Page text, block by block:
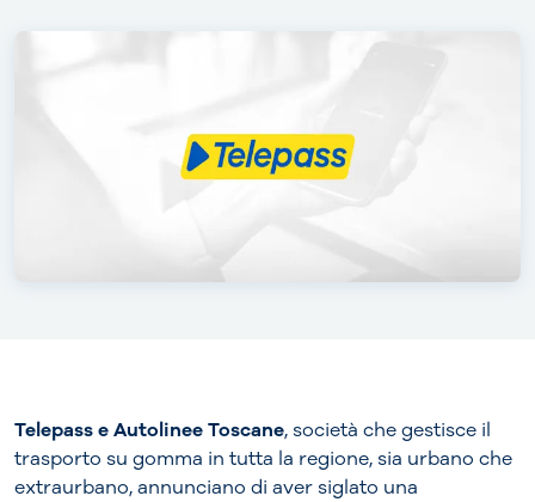
Telepass e Autolinee Toscane, società che gestisce il
trasporto su gomma in tutta la regione, sia urbano che
extraurbano, annunciano di aver siglato una